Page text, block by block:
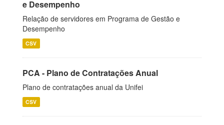
e Desempenho
Relação de servidores em Programa de Gestão e
Desempenho
CSV
PCA - Plano de Contratações Anual
Plano de contratações anual da Unifei
CSV